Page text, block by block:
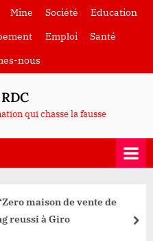
Mine Société
Education
Emploi
Santé
nous
qui chasse la fausse
maison de vente de
à Giro